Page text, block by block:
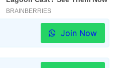
Join Now